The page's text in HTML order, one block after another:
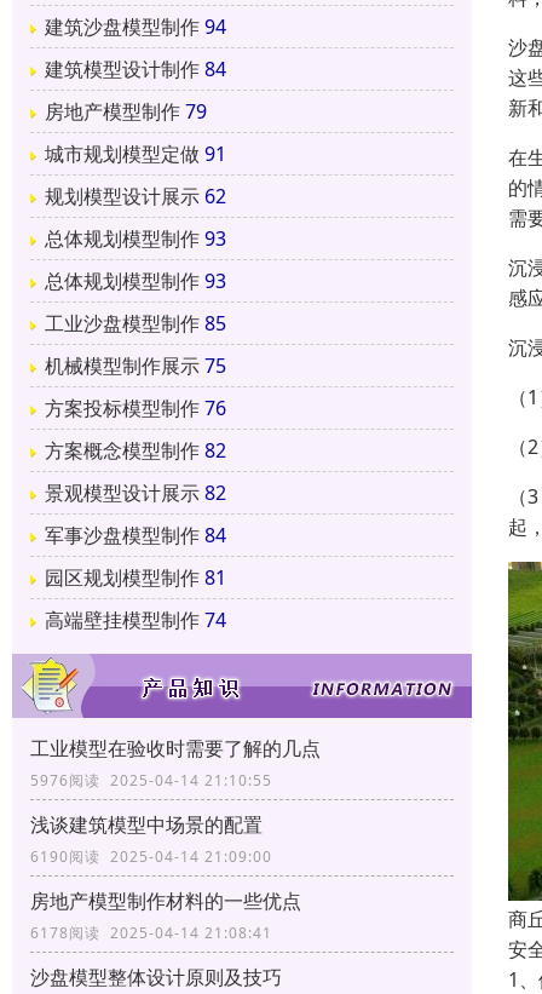
建筑沙盘模型制作94
建筑模型设计制作84
房地产模型制作79
城市规划模型定做91
规划模型设计展示 62
总体规划模型制作93
总体规划模型制作93
工业沙盘模型制作85
机械模型制作展示75
方案投标模型制作76
方案概念模型制作82
景观模型设计展示82
军事沙盘模型制作84
园区规划模型制作81
高端壁挂模型制作74
工业模型在验收时需要了解的几点
5976阅读 2025-04-14 21:10:55
浅谈建筑模型中场景的配置
6190阅读 2025-04-14 21:09:00
房地产模型制作材料的一些优点
6178阅读 2025-04-14 21:08:41
沙盘模型整体设计原则及技巧
沙
这
新
在
的
需
沉
感
沉
起
商
安
1